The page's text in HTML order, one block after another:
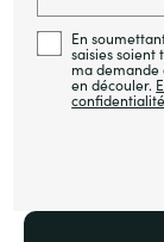
En
saisies
ma
en découler.